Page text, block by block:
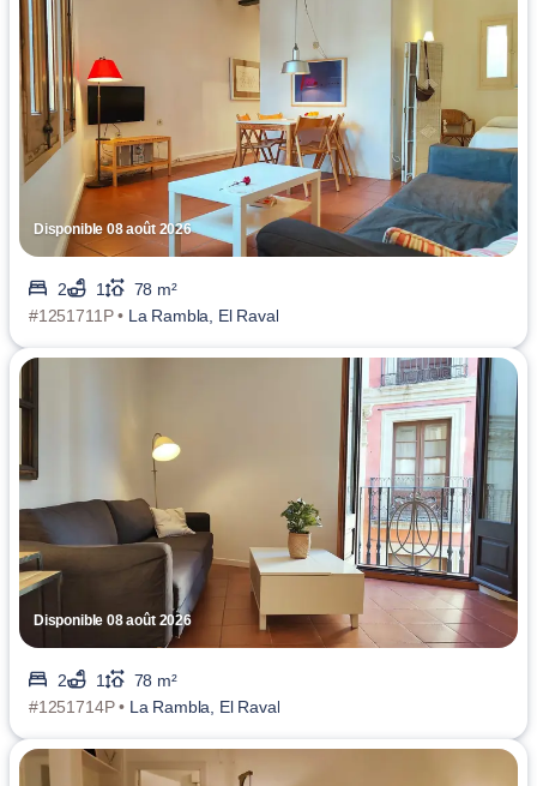
Disponible 08 août 2026
2 1
78 m²
#1251711P • La Rambla, El Raval
Disponible 08 août 2026
2 1
78 m²
#1251714P • La Rambla, El Raval